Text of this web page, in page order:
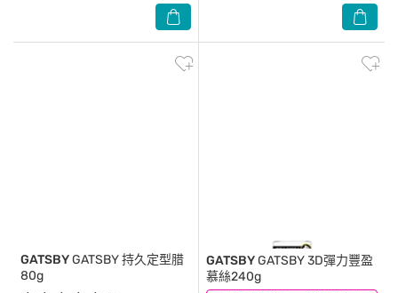
GATSBYGATSBY 持久定型腊
80g
GATSBYGATSBY 3D彈力豐盈
慕絲240g